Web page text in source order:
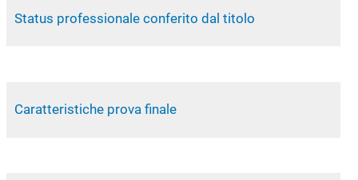
Status professionale conferito dal titolo
Caratteristiche prova finale